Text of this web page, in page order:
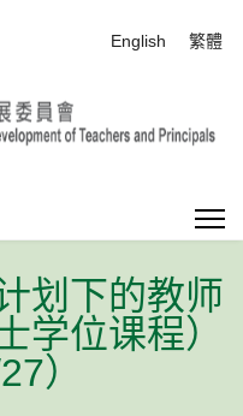
选择你的语音
English 繁體
划下的教师
学位课程）
）